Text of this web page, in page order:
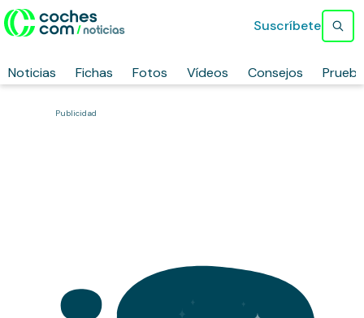
Noticias Fichas Fotos Vídeos Consejos
Suscríbete
Publicidad